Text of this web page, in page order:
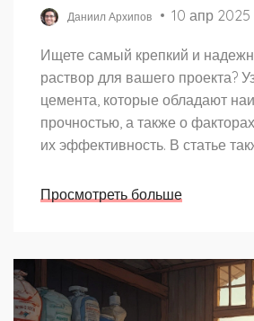
Даниил Архипов 10 апр 2025
Ищете самый крепкий и
раствор для вашего проекта?
цемента, которые обладают
прочностью, а также о
их эффективность. В статье
применению цементных смесей
выполнен на высшем уровне.
Просмотреть больше